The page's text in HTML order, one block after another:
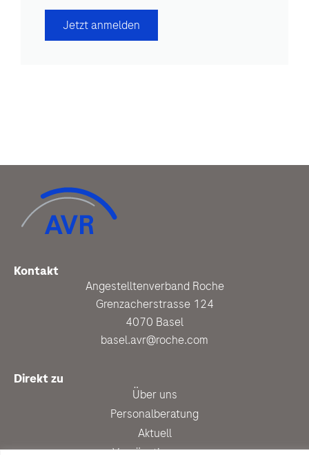
Jetzt anmelden
Kontakt
Angestelltenverband Roche
Grenzacherstrasse 124
4070 Basel
basel.avr@roche.com
Direkt zu
Über uns
Personalberatung
Aktuell